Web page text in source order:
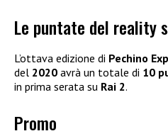
Le puntate del reality
L’ottava edizione di Pechino
del 2020 avrà un totale di 10
in prima serata su Rai 2.
Promo